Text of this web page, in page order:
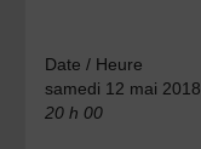
Date / Heure
samedi 12 mai 2018
20 h 00